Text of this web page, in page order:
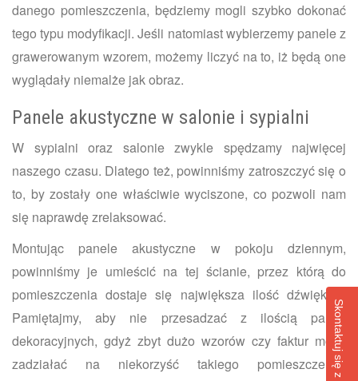
danego pomieszczenia, będziemy mogli szybko dokonać
tego typu modyfikacji. Jeśli natomiast wybierzemy panele z
grawerowanym wzorem, możemy liczyć na to, iż będą one
wyglądały niemalże jak obraz.
Panele akustyczne w salonie i sypialni
W sypialni oraz salonie zwykle spędzamy najwięcej
naszego czasu. Dlatego też, powinniśmy zatroszczyć się o
to, by zostały one właściwie wyciszone, co pozwoli nam
się naprawdę zrelaksować.
Montując panele akustyczne w pokoju dziennym,
powinniśmy je umieścić na tej ścianie, przez którą do
pomieszczenia dostaje się największa ilość dźwięków.
Pamiętajmy, aby nie przesadzać z ilością paneli
dekoracyjnych, gdyż zbyt dużo wzorów czy faktur może
zadziałać na niekorzyść takiego pomieszczenia.
Skontaktuj się z nami